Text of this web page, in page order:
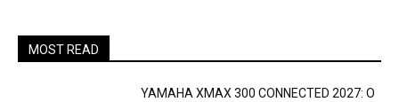
MOST READ
YAMAHA XMAX 300 CONNECTED 2027: O